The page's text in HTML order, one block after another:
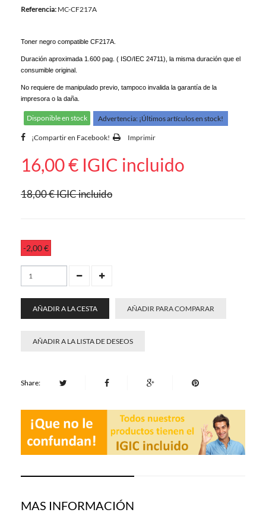
Referencia: MC-CF217A
Toner negro compatible CF217A.
Duración aproximada 1.600 pag. ( ISO/IEC 24711), la misma duración que el
consumible original.
No requiere de manipulado previo, tampoco invalida la garantía de la
impresora o la daña.
Disponible en stock Advertencia: ¡Últimos artículos en stock!
¡Compartir en Facebook! Imprimir
16,00 € IGIC incluido
18,00 €IGIC incluido
-2,00 €
AÑADIR A LA CESTA AÑADIR PARA COMPARAR
AÑADIR A LA LISTA DE DESEOS
Share:
MAS INFORMACIÓN